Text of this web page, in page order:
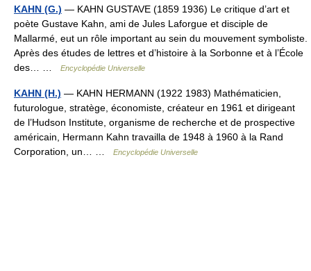
KAHN (G.) — KAHN GUSTAVE (1859 1936) Le critique d’art et
poète Gustave Kahn, ami de Jules Laforgue et disciple de
Mallarmé, eut un rôle important au sein du mouvement symboliste.
Après des études de lettres et d’histoire à la Sorbonne et à l’École
des… …
Encyclopédie Universelle
KAHN (H.) — KAHN HERMANN (1922 1983) Mathématicien,
futurologue, stratège, économiste, créateur en 1961 et dirigeant
de l’Hudson Institute, organisme de recherche et de prospective
américain, Hermann Kahn travailla de 1948 à 1960 à la Rand
Corporation, un… …
Encyclopédie Universelle